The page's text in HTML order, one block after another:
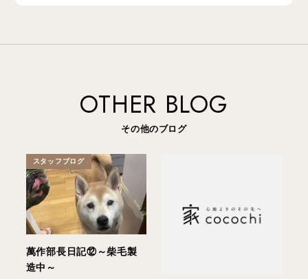
OTHER BLOG
その他のブログ
スタッフブログ
萬作部長日記⑫～柴毛製
造中～